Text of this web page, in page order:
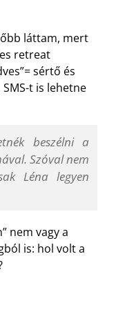
láttam, mert
retreat
sértő és
t is lehetne
beszélni a
Szóval nem
Léna legyen
nem vagy a
is: hol volt a